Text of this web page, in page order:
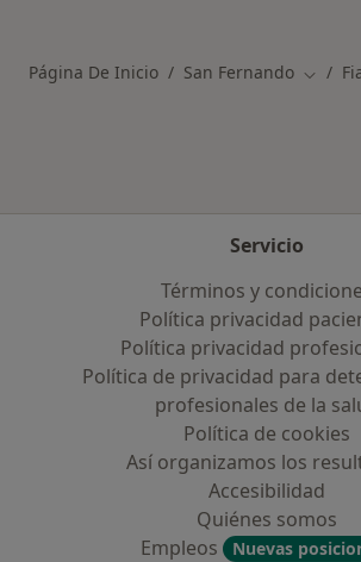
Página De Inicio San Fernando
Servicio
Términos y
Política privacidad
Política privacidad
Política de privacidad para
profesionales de la
Política de cookies
Así organizamos los
Accesibilidad
Quiénes somos
Empleos
Nuevas